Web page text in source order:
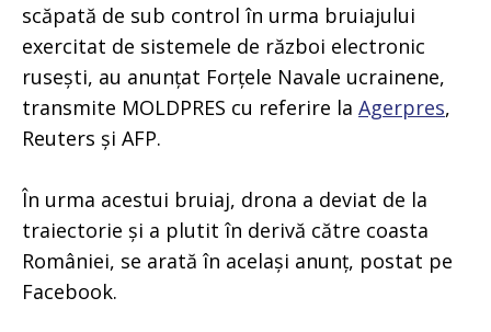
scăpată de sub control în urma bruiajului
exercitat de sistemele de război electronic
rusești, au anunțat Forțele Navale ucrainene,
transmite MOLDPRES cu referire la Agerpres,
Reuters și AFP.
În urma acestui bruiaj, drona a deviat de la
traiectorie și a plutit în derivă către coasta
României, se arată în același anunț, postat pe
Facebook.